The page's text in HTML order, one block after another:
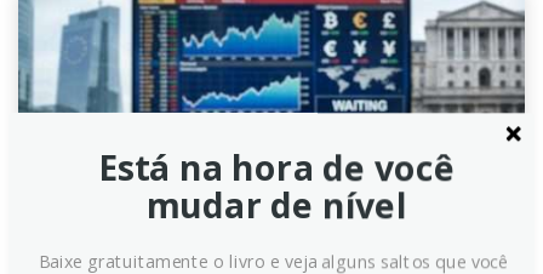
Está na hora de você
mudar de nível
Baixe gratuitamente o livro e veja alguns saltos que você